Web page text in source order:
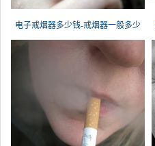
电子戒烟器多少钱-戒烟器一般多少